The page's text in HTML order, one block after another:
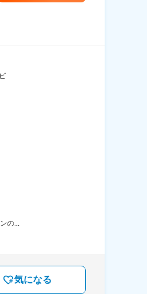
の...
気になる